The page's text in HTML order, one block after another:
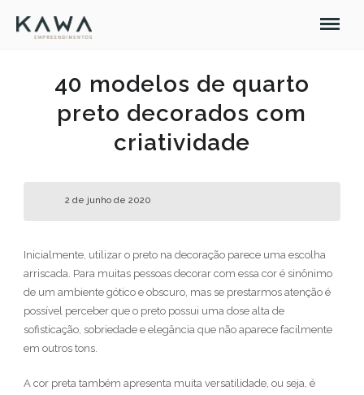
40 modelos de quarto
preto decorados com
criatividade
2 de junho de 2020
Inicialmente, utilizar o preto na decoração parece uma escolha
arriscada. Para muitas pessoas decorar com essa cor é sinônimo
de um ambiente gótico e obscuro, mas se prestarmos atenção é
possível perceber que o preto possui uma dose alta de
sofisticação, sobriedade e elegância que não aparece facilmente
em outros tons.
A cor preta também apresenta muita versatilidade, ou seja, é